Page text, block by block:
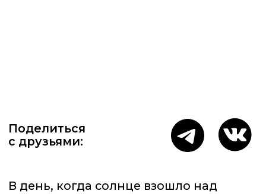
солнечные блики, а окна сверкают, как
драгоценные камни, я, как древний
римлянин Гай Юлий Цезарь, решил
совершить великое деяние. Я взял
достойную моих амбиций.